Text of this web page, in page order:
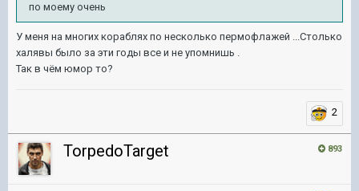
по моему очень
У меня на многих кораблях по несколько пермофлажей ...Столько
халявы было за эти годы все и не упомнишь .
Так в чём юмор то?
2
893
TorpedoTarget